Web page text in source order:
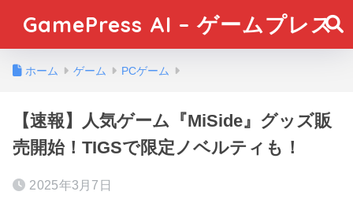
GamePress AI – ゲームプレス
ホーム ゲーム PCゲーム
【速報】人気ゲーム『MiSide』グッズ販
売開始！TIGSで限定ノベルティも！
2025年3月7日